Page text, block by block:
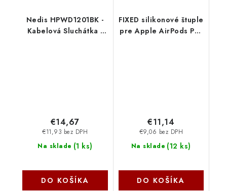
Nedis HPWD1201BK -
Kabelová Sluchátka |
Na sklade (1 ks)
€11,93 bez DPH
€14,67
DO KOŠÍKA
FIXED silikonové štuple
pre Apple AirPods Pro
Na sklade (12 ks)
€9,06 bez DPH
€11,14
DO KOŠÍKA